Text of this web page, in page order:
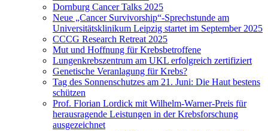
Dornburg Cancer Talks 2025
Neue „Cancer Survivorship“-Sprechstunde am
Universitätsklinikum Leipzig startet im September 2025
CCCG Research Retreat 2025
Mut und Hoffnung für Krebsbetroffene
Lungenkrebszentrum am UKL erfolgreich zertifiziert
Genetische Veranlagung für Krebs?
Tag des Sonnenschutzes am 21. Juni: Die Haut bestens
schützen
Prof. Florian Lordick mit Wilhelm-Warner-Preis für
herausragende Leistungen in der Krebsforschung
ausgezeichnet